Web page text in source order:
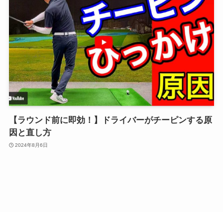
【ラウンド前に即効！】ドライバーがチーピンする原
因と直し方
2024年8月6日